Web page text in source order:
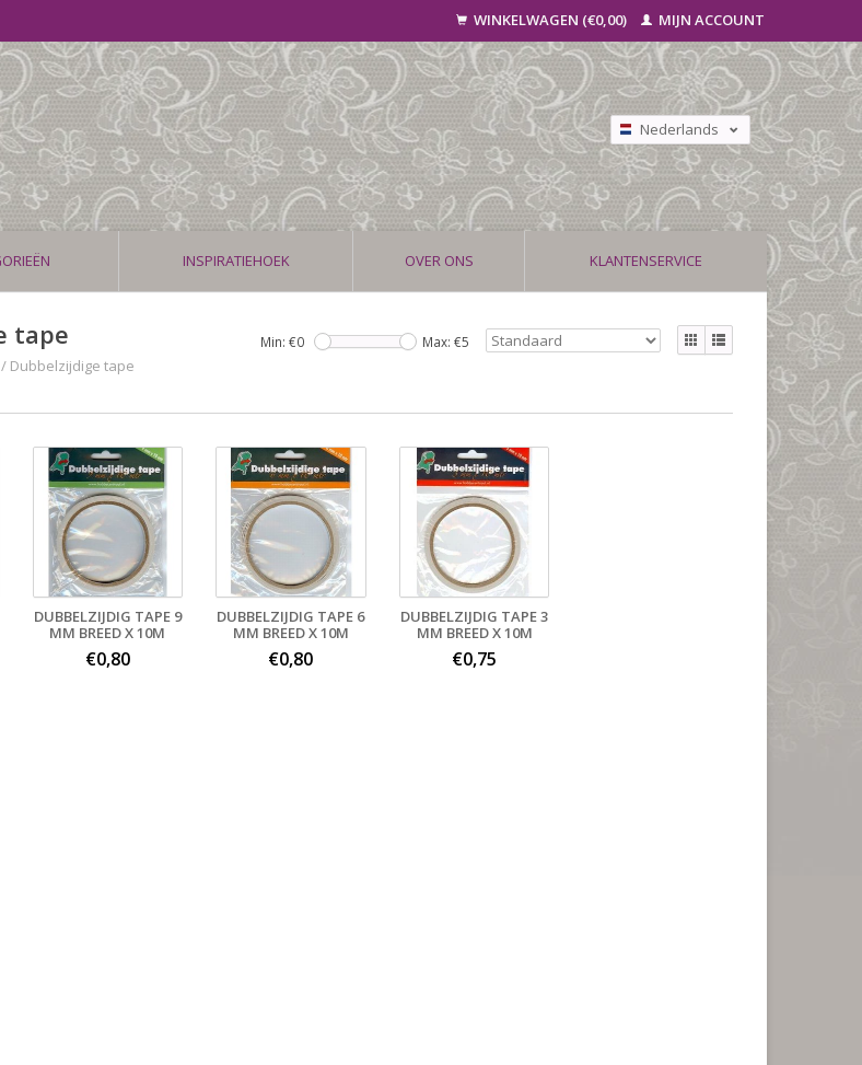
WINKELWAGEN (€0,00) MIJN ACCOUNT
Nederlands
Deutsch
Français
INSPIRATIEHOEK OVER ONS KLANTENSERVICE
tape
/ Dubbelzijdige tape
Min: €0 Max: €5
DUBBELZIJDIG TAPE 9
MM BREED X 10M
€0,80
DUBBELZIJDIG TAPE 6
MM BREED X 10M
€0,80
DUBBELZIJDIG TAPE 3
MM BREED X 10M
€0,75